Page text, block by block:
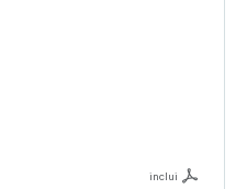
inclui